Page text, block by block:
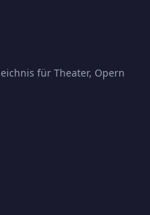
für Theater, Opern